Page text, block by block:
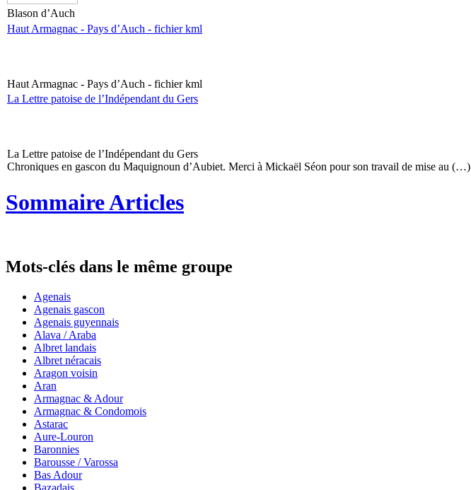
Blason d’Auch
Haut Armagnac - Pays d’Auch - fichier kml
Haut Armagnac - Pays d’Auch - fichier kml
La Lettre patoise de l’Indépendant du Gers
La Lettre patoise de l’Indépendant du Gers
Chroniques en gascon du Maquignoun d’Aubiet. Merci à Mickaël Séon pour son travail de mise au (…)
Sommaire Articles
Mots-clés dans le même groupe
Agenais
Agenais gascon
Agenais guyennais
Alava / Araba
Albret landais
Albret néracais
Aragon voisin
Aran
Armagnac & Adour
Armagnac & Condomois
Astarac
Aure-Louron
Baronnies
Barousse / Varossa
Bas Adour
Bazadais